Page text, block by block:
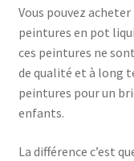
Vous pouvez
peintures en pot
ces peintures ne
de qualité et à long
peintures pour un
enfants.
La différence c’est